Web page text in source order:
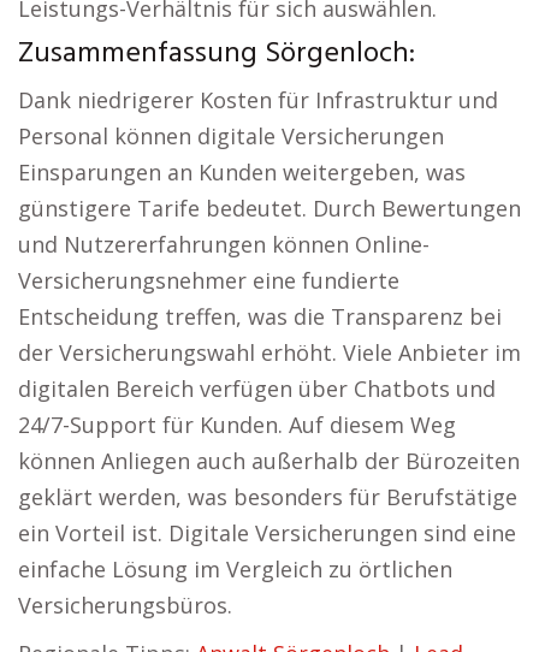
Leistungs-Verhältnis für sich auswählen.
Zusammenfassung Sörgenloch:
Dank niedrigerer Kosten für Infrastruktur und
Personal können digitale Versicherungen
Einsparungen an Kunden weitergeben, was
günstigere Tarife bedeutet. Durch Bewertungen
und Nutzererfahrungen können Online-
Versicherungsnehmer eine fundierte
Entscheidung treffen, was die Transparenz bei
der Versicherungswahl erhöht. Viele Anbieter im
digitalen Bereich verfügen über Chatbots und
24/7-Support für Kunden. Auf diesem Weg
können Anliegen auch außerhalb der Bürozeiten
geklärt werden, was besonders für Berufstätige
ein Vorteil ist. Digitale Versicherungen sind eine
einfache Lösung im Vergleich zu örtlichen
Versicherungsbüros.